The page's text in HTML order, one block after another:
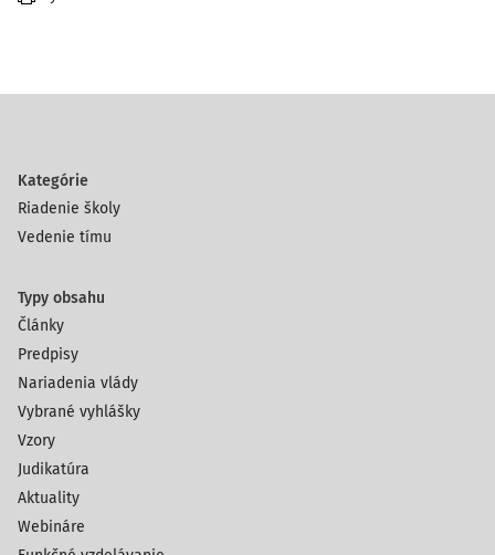
Kategórie
Riadenie školy
Vedenie tímu
Typy obsahu
Články
Predpisy
Nariadenia vlády
Vybrané vyhlášky
Vzory
Judikatúra
Aktuality
Webináre